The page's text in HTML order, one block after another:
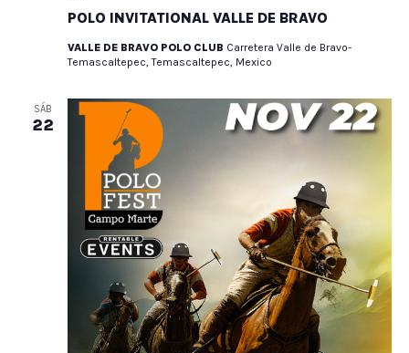
POLO INVITATIONAL VALLE DE BRAVO
VALLE DE BRAVO POLO CLUB Carretera Valle de Bravo-
Temascaltepec, Temascaltepec, Mexico
SÁB
22